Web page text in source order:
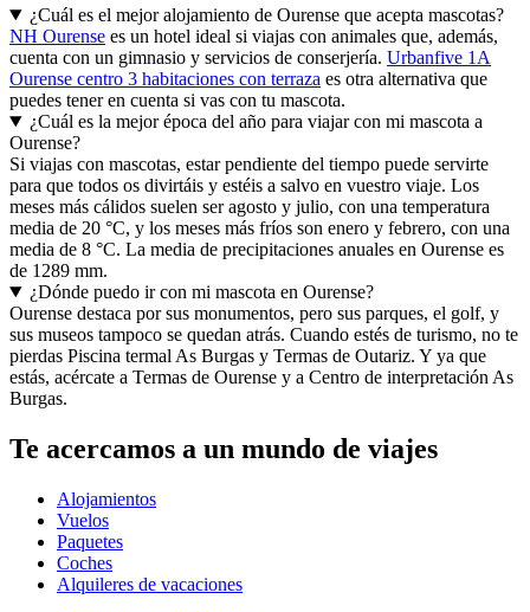
¿Cuál es el mejor alojamiento de Ourense que acepta mascotas?
NH Ourense es un hotel ideal si viajas con animales que, además,
cuenta con un gimnasio y servicios de conserjería. Urbanfive 1A
Ourense centro 3 habitaciones con terraza es otra alternativa que
puedes tener en cuenta si vas con tu mascota.
¿Cuál es la mejor época del año para viajar con mi mascota a
Ourense?
Si viajas con mascotas, estar pendiente del tiempo puede servirte
para que todos os divirtáis y estéis a salvo en vuestro viaje. Los
meses más cálidos suelen ser agosto y julio, con una temperatura
media de 20 °C, y los meses más fríos son enero y febrero, con una
media de 8 °C. La media de precipitaciones anuales en Ourense es
de 1289 mm.
¿Dónde puedo ir con mi mascota en Ourense?
Ourense destaca por sus monumentos, pero sus parques, el golf, y
sus museos tampoco se quedan atrás. Cuando estés de turismo, no te
pierdas Piscina termal As Burgas y Termas de Outariz. Y ya que
estás, acércate a Termas de Ourense y a Centro de interpretación As
Burgas.
Te acercamos a un mundo de viajes
Alojamientos
Vuelos
Paquetes
Coches
Alquileres de vacaciones